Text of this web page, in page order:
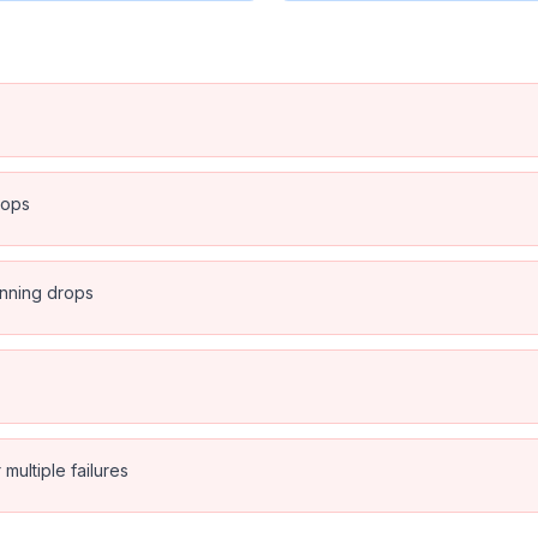
drops
failures